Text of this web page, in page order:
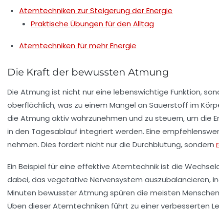
Atemtechniken zur Steigerung der Energie
Praktische Übungen für den Alltag
Atemtechniken für mehr Energie
Die Kraft der bewussten Atmung
Die Atmung ist nicht nur eine lebenswichtige Funktion,
oberflächlich, was zu einem Mangel an Sauerstoff im
die Atmung aktiv wahrzunehmen und zu steuern, um die
in den Tagesablauf integriert werden. Eine
nehmen. Dies fördert nicht nur die Durchblutung, sondern
Ein Beispiel für eine effektive Atemtechnik ist die
dabei, das vegetative Nervensystem auszubalancieren,
Minuten bewusster Atmung spüren die meisten
Üben dieser Atemtechniken führt zu einer verbesserten